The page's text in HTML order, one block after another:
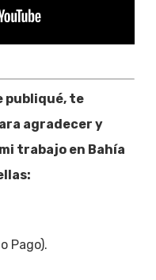
publiqué, te
agradecer y
trabajo en Bahía
Pago).